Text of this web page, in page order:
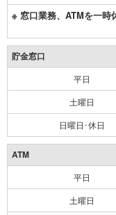
※ 窓口業務、ATMを一時
貯金窓口
平日
土曜日
日曜日･休日
ATM
平日
土曜日